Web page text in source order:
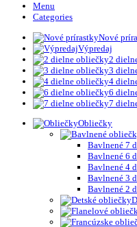
Menu
Categories
Nové
Výpredaj
2
3
4
6
7
Obliečky
Bavlnené 7
Bavlnené 6
Bavlnené 4
Bavlnené 3
Bavlnené 2